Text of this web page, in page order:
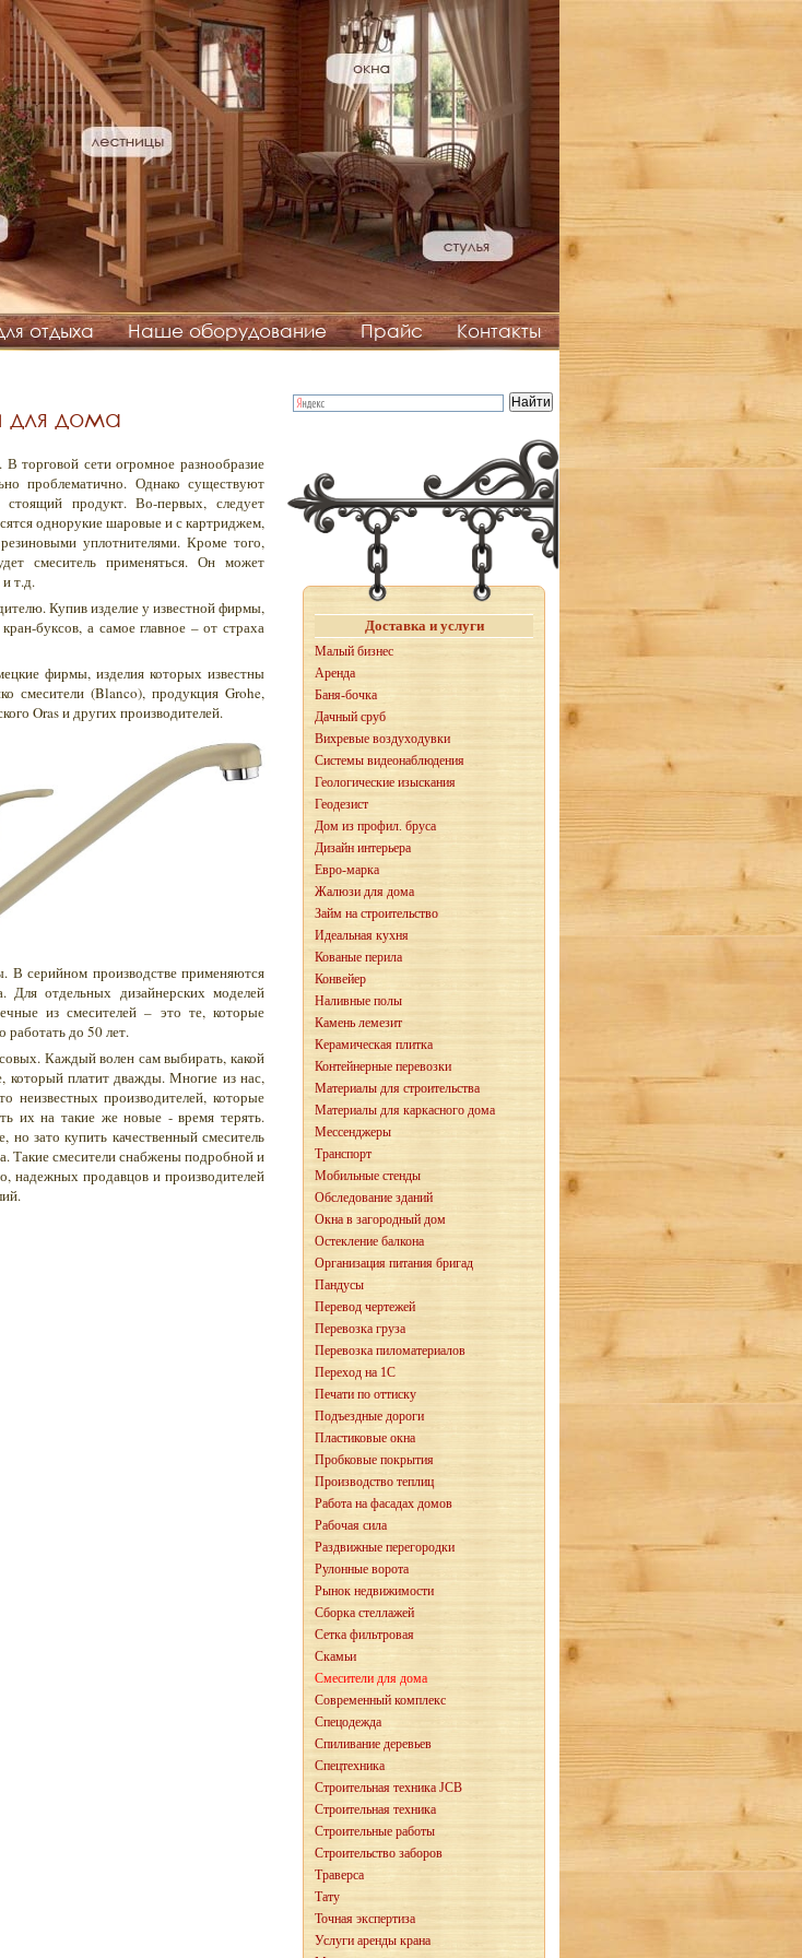
отдыха Наше оборудование Прайс Контакты
дома
В торговой сети огромное разнообразие
проблематично. Однако существуют
продукт. Во-первых, следует
однорукие шаровые и с картриджем,
уплотнителями. Кроме того,
смеситель применяться. Он может
т.д.
Купив изделие у известной фирмы,
буксов, а самое главное – от страха
фирмы, изделия которых известны
смесители (Blanco), продукция Grohe,
Oras и других производителей.
В серийном производстве применяются
Для отдельных дизайнерских моделей
из смесителей – это те, которые
работать до 50 лет.
Каждый волен сам выбирать, какой
который платит дважды. Многие из нас,
неизвестных производителей, которые
их на такие же новые - время терять.
зато купить качественный смеситель
Такие смесители снабжены подробной и
надежных продавцов и производителей
Доставка и услуги
Малый бизнес
Аренда
Баня-бочка
Дачный сруб
Вихревые воздуходувки
Системы видеонаблюдения
Геологические изыскания
Геодезист
Дом из профил. бруса
Дизайн интерьера
Евро-марка
Жалюзи для дома
Займ на строительство
Идеальная кухня
Кованые перила
Конвейер
Наливные полы
Камень лемезит
Керамическая плитка
Контейнерные перевозки
Материалы для строительства
Материалы для каркасного дома
Мессенджеры
Транспорт
Мобильные стенды
Обследование зданий
Окна в загородный дом
Остекление балкона
Организация питания бригад
Пандусы
Перевод чертежей
Перевозка груза
Перевозка пиломатериалов
Переход на 1С
Печати по оттиску
Подъездные дороги
Пластиковые окна
Пробковые покрытия
Производство теплиц
Работа на фасадах домов
Рабочая сила
Раздвижные перегородки
Рулонные ворота
Рынок недвижимости
Сборка стеллажей
Сетка фильтровая
Скамьи
Смесители для дома
Современный комплекс
Спецодежда
Спиливание деревьев
Спецтехника
Строительная техника JCB
Строительная техника
Строительные работы
Строительство заборов
Траверса
Тату
Точная экспертиза
Услуги аренды крана